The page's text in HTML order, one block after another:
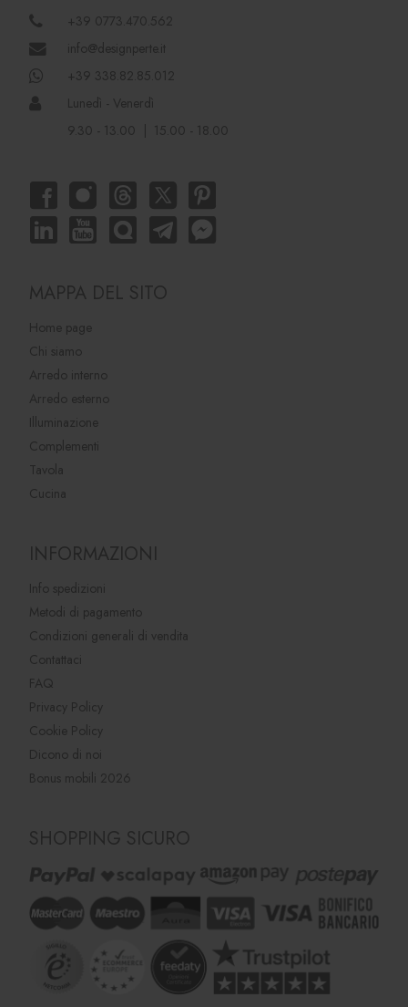
+39 0773.470.562
info@designperte.it
+39 338.82.85.012
Lunedì - Venerdì
9.30 - 13.00 | 15.00 - 18.00
MAPPA DEL SITO
Home page
Chi siamo
Arredo interno
Arredo esterno
Illuminazione
Complementi
Tavola
Cucina
INFORMAZIONI
Info spedizioni
Metodi di pagamento
Condizioni generali di vendita
Contattaci
FAQ
Privacy Policy
Cookie Policy
Dicono di noi
Bonus mobili 2026
SHOPPING SICURO